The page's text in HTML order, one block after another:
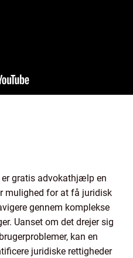
er gratis advokathjælp en
mulighed for at få juridisk
gennem komplekse
Uanset om det drejer sig
kan en
juridiske rettigheder